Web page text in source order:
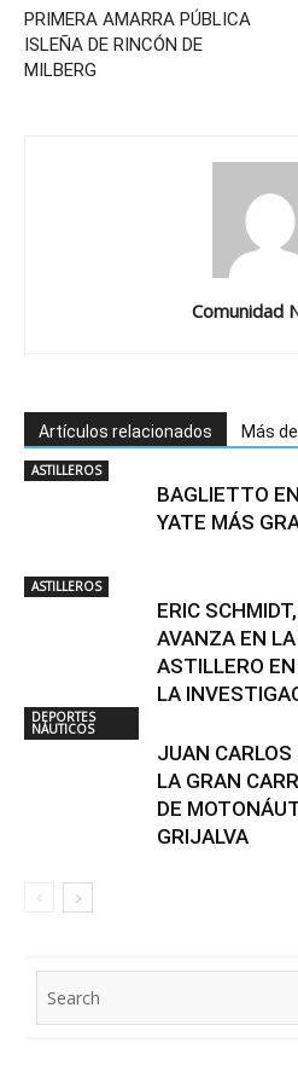
PRIMERA AMARRA PÚBLICA
ISLEÑA DE RINCÓN DE
MILBERG
Comunidad
Artículos relacionados Más
ASTILLEROS
BAGLIETTO
YATE MÁS
ASTILLEROS
ERIC
AVANZA EN
ASTILLERO
LA
DEPORTES
NÁUTICOS
JUAN
LA GRAN
DE
GRIJALVA
for: